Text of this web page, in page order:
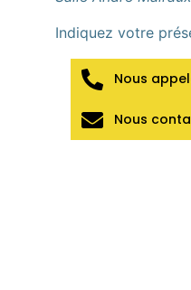
Indiquez votre
Nous
Nous